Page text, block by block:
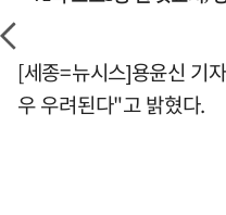
[세종=뉴시스]용윤신 기
우 우려된다"고 밝혔다.